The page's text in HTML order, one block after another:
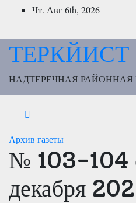
ПерейтиЧт. Авг 6th, 2026
ТЕРКЙИСТ
НАДТЕРЕЧНАЯ РАЙОННАЯ
Архив газеты
№ 103-104
декабря